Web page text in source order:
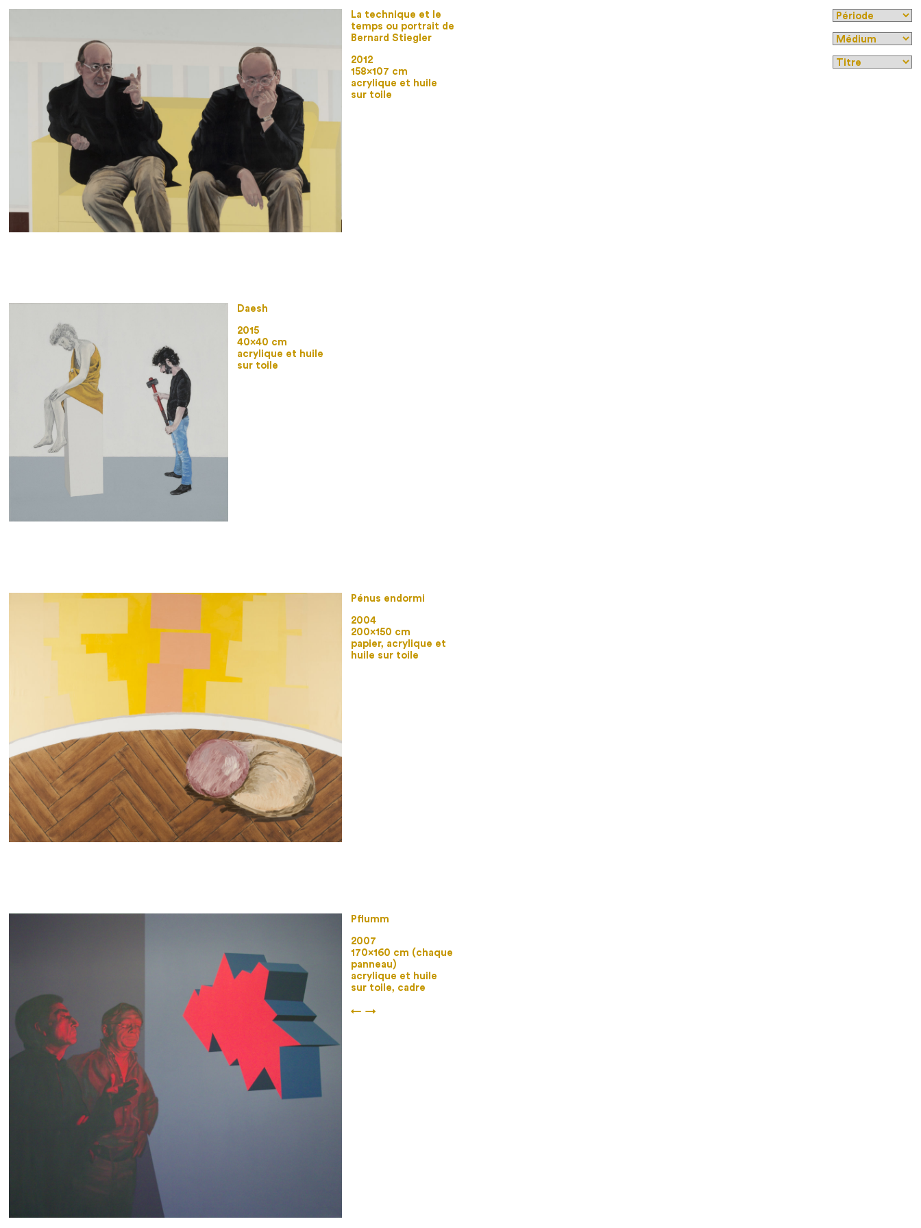
La technique et le
temps ou portrait de
Bernard Stiegler
2012
158×107 cm
acrylique et huile
sur toile
Daesh
2015
40×40 cm
acrylique et huile
sur toile
Pénus endormi
2004
200×150 cm
papier, acrylique et
huile sur toile
Pflumm
2007
170×160 cm (chaque
panneau)
acrylique et huile
sur toile, cadre
← →